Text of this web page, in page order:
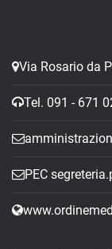
Via Rosario da
Tel. 091 - 671
PEC